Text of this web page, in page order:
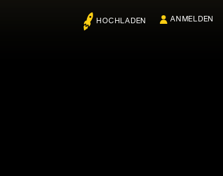
HOCHLADEN ANMELDEN